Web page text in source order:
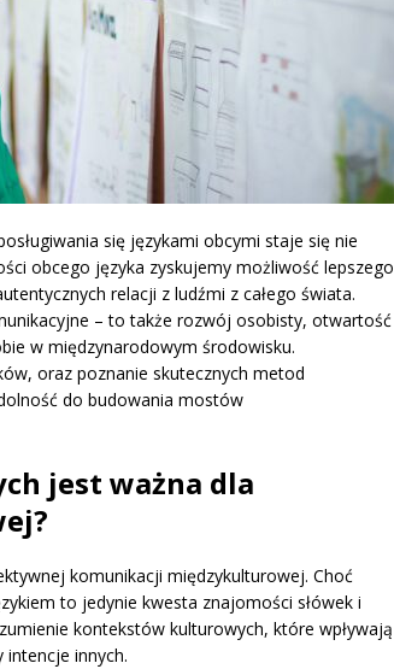
się językami obcymi staje się nie
obcego języka zyskujemy możliwość lepszego
relacji z ludźmi z całego świata.
– to także rozwój osobisty, otwartość
w międzynarodowym środowisku.
oraz poznanie skutecznych metod
do budowania mostów
jest ważna dla
komunikacji międzykulturowej. Choć
to jedynie kwesta znajomości słówek i
kontekstów kulturowych, które wpływają
innych.